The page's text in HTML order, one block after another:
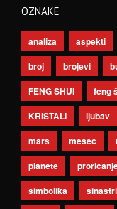
OZNAKE
analiza aspekti
broj
brojevi
FENG SHUI
feng
KRISTALI
ljubav
mars
mesec
planete
simbolika